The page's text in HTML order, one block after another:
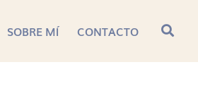
SOBRE MÍ CONTACTO